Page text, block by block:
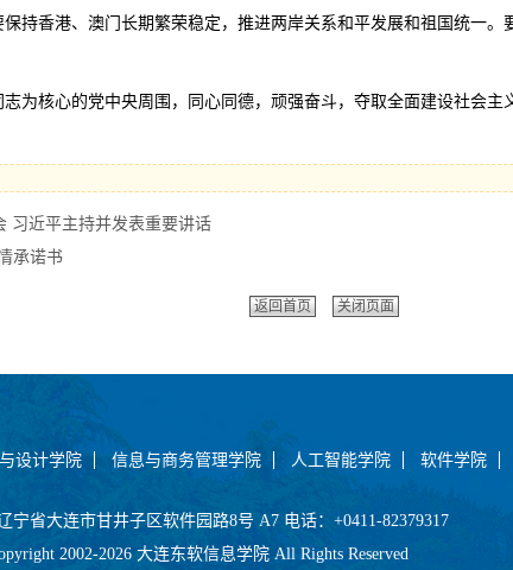
持香港、澳门长期繁荣稳定，推进两岸关系和平发展和祖国统一
为核心的党中央周围，同心同德，顽强奋斗，夺取全面建设社会主
习近平主持并发表重要讲话
承诺书
返回首页 关闭页面
设计学院 信息与商务管理学院 人工智能学院 软件学院
宁省大连市甘井子区软件园路8号 A7 电话：+0411-82379317
2002-2026 大连东软信息学院 All Rights Reserved